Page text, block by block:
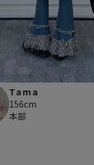
Tama
156cm
本部